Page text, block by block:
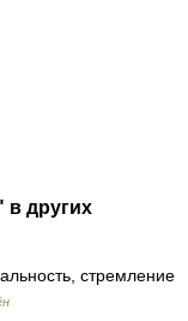
в других
стремление